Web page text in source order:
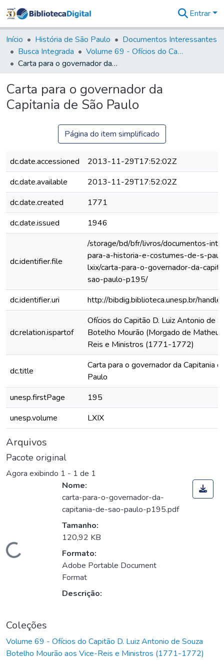
&
Coleções
Tudo na
Biblioteca
Estatísticas
Entrar
Início História de São Paulo
Documentos Interessantes
Busca Integrada
Volume 69 - Ofícios do Capitão D. Luiz Antonio de Souza Botelho Mourão aos Vice-Reis e Ministros (1771-1772)
Carta para o governador da Capitania de São Paulo
Carta para o governador da
Capitania de São Paulo
Página do item simplificado
dc.date.accessioned
2013-11-29T17:52:02Z
dc.date.available
2013-11-29T17:52:02Z
dc.date.created
1771
dc.date.issued
1946
dc.identifier.file
/storage/bd/bfr/livros/documentos-
para-a-historia-e-costumes-de-s-
lxix/carta-para-o-governador-da-
sao-paulo-p195/
dc.identifier.uri
http://bibdig.biblioteca.unesp.br/
dc.relation.ispartof
Ofícios do Capitão D. Luiz Antonio de
Botelho Mourão (Morgado de
Reis e Ministros (1771-1772)
dc.title
Carta para o governador da Capitania
Paulo
unesp.firstPage
195
unesp.volume
LXIX
Arquivos
Pacote original
Agora exibindo 1 - 1 de 1
Carregando...
Nome:
carta-para-o-governador-da-
capitania-de-sao-paulo-p195.pdf
Tamanho:
120,92 KB
Formato:
Adobe Portable Document
Format
Descrição:
Coleções
Volume 69 - Ofícios do Capitão D. Luiz Antonio de Souza
Botelho Mourão aos Vice-Reis e Ministros (1771-1772)